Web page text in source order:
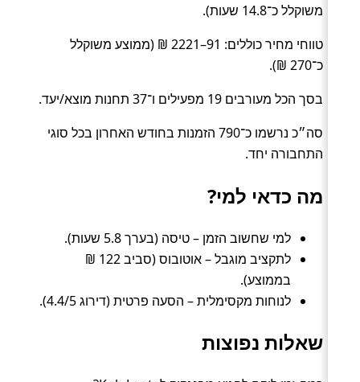
משוקלל כ־14.8 שעות).
טווחי מחיר כוללים: 91–2221 ₪ (ממוצע משוקלל
כ־270 ₪).
בסך הכל מעורבים 19 מפעילים ו־37 תחנות מוצא/יעד.
סה״כ נרשמו כ־790 הזמנות בחודש האחרון בכל סוגי
התחבורה יחד.
מה כדאי למי?
למי שחשוב הזמן – טיסה (בערך 5.8 שעות).
לתקציב מוגבל – אוטובוס (סביב 122 ₪
בממוצע).
לנוחות מקסימלית – הסעה פרטית (דירוג 4.4/5).
שאלות נפוצות